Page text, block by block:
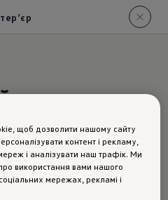
та
die Anzeigen im
щоб дозволити нашому сайту
контент і рекламу,
і аналізувати наш трафік. Ми
використання вами нашого
мережах, рекламі і